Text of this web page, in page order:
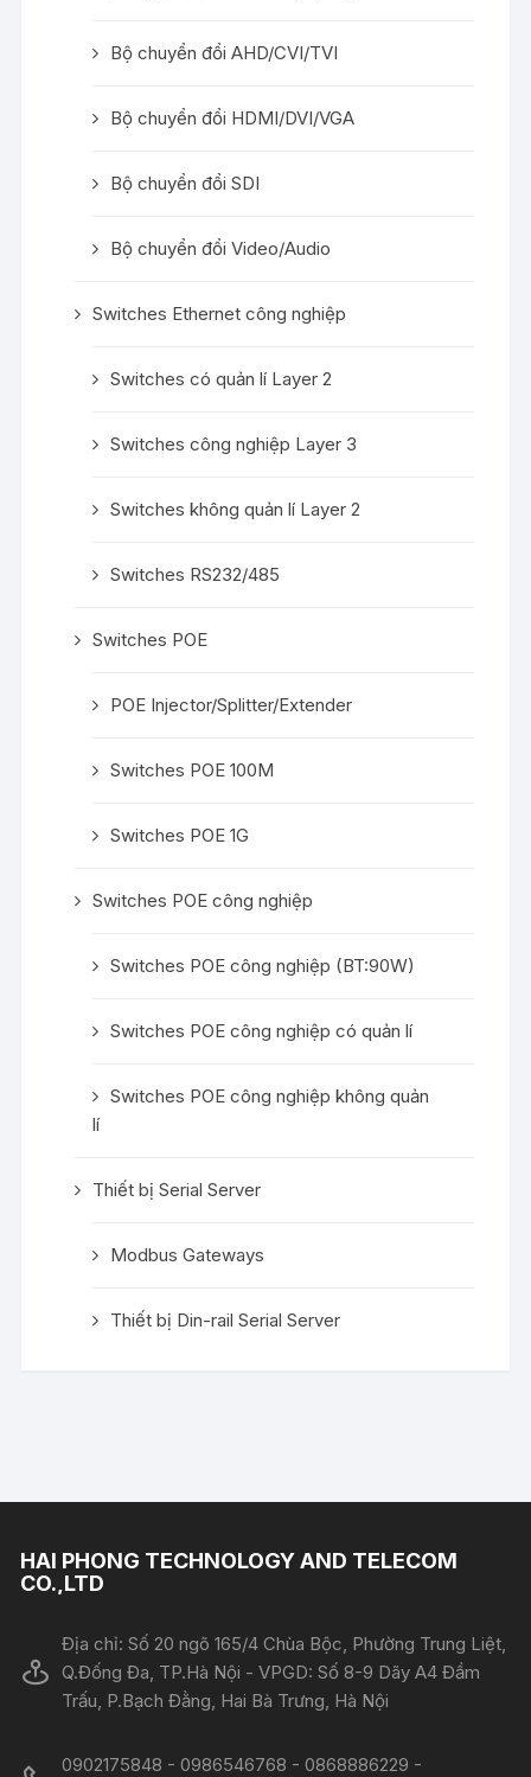
Bộ chuyển đổi AHD/CVI/TVI
Bộ chuyển đổi HDMI/DVI/VGA
Bộ chuyển đổi SDI
Bộ chuyển đổi Video/Audio
Switches Ethernet công nghiệp
Switches có quản lí Layer 2
Switches công nghiệp Layer 3
Switches không quản lí Layer 2
Switches RS232/485
Switches POE
POE Injector/Splitter/Extender
Switches POE 100M
Switches POE 1G
Switches POE công nghiệp
Switches POE công nghiệp (BT:90W)
Switches POE công nghiệp có quản lí
Switches POE công nghiệp không quản
lí
Thiết bị Serial Server
Modbus Gateways
Thiết bị Din-rail Serial Server
HAI PHONG TECHNOLOGY AND TELECOM
CO.,LTD
Địa chỉ: Số 20 ngõ 165/4 Chùa Bộc, Phường Trung Liệt,
Q.Đống Đa, TP.Hà Nội - VPGD: Số 8-9 Dãy A4 Đầm
Trấu, P.Bạch Đằng, Hai Bà Trưng, Hà Nội
0902175848 - 0986546768 - 0868886229 -